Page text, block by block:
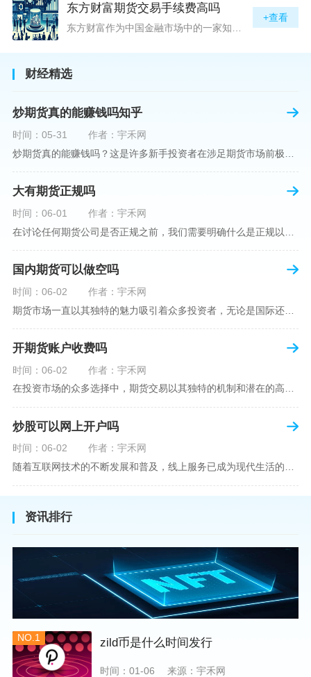
东方财富期货交易手续费高吗
+查看
财经精选
炒期货真的能赚钱吗知乎
时间：05-31
作者：宇禾网
大有期货正规吗
时间：06-01
作者：宇禾网
国内期货可以做空吗
时间：06-02
作者：宇禾网
期货市场一直以其独特的魅力吸引着众多投资者，无论是国际还是国内场景下，其波澜壮阔的市场行情都给予了投资者无限遐想。今天，我们将深入探讨一个特别的问题——"国内期货可以做空吗"？这个问题不仅关乎投资者的策略布局，更涉及到期货市场机制的基本理解。在深入探讨之前，我们首先需要明确几个期货市场的基础概念。期货，是指在标准化合约基础上，双方承诺在未来某一特定时间以约定价格买卖一定数量的商品或金融产品的合约。它允訸投资者通过买入（做多）或卖出（做空）合约来预测未来价格的变动。我们来揭开国
开期货账户收费吗
时间：06-02
作者：宇禾网
在投资市场的众多选择中，期货交易以其独特的机制和潜在的高收益吸引了不少投资者。但对于初学者而言，步入期货市场的第一步—开设期货账户，往往伴随着众多疑惑，其中一个常见问题就是：“开期货账户需要收费吗？”本文将从各个角度为您详细解读开设期货账户的相关费用，助您清晰理解期货账户的开设流程及其成本。在开始探讨相关费用前，我们首先简要了解一下期货账户的开设流程。通常情况下，开设期货账户需要您选择一家具有良好信誉的期货公司或经纪公司，填写账户开设申请表格，并提交身份证明与初步的资金证明等
炒股可以网上开户吗
时间：06-02
作者：宇禾网
随着互联网技术的不断发展和普及，线上服务已成为现代生活的一部分。在金融市场方面，炒股已不再是股票交易所和证券公司营业大厅的专利，网上开户成为了一种便捷的选择。本文旨在详细介绍网上炒股开户的流程、优点以及注意事项，助您更好地了解和踏入线上股票交易的大门。网上开户，即通过互联网申请并完成证券账户及资金账户的开设过程，允许投资者在电子设备上进行股票、债券等金融工具的交易。随着移动支付和电子认证技术的进步，网上开户过程已经变得非常快捷和安全。选择证券公司：您需要选择一家提供网上开户服
资讯排行
NO.1 zild币是什么时间发行
时间：01-06 来源：宇禾网